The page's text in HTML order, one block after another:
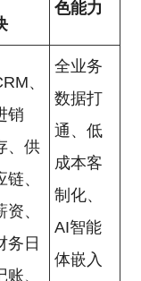
色能力
、
销
、供
链、
资、
务日
账、
全业务
数据打
通、低
成本客
制化、
AI智能
体嵌入